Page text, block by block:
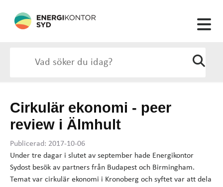
Cirkulär ekonomi - peer
review i Älmhult
Publicerad: 2017-10-06
Under tre dagar i slutet av september hade Energikontor
Sydost besök av partners från Budapest och Birmingham.
Temat var cirkulär ekonomi i Kronoberg och syftet var att dela